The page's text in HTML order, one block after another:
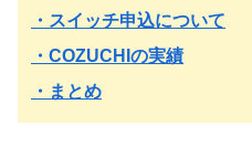
・スイッチ申込について
・COZUCHIの実績
・まとめ